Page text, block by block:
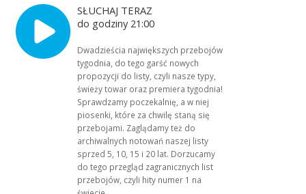
SŁUCHAJ TERAZ
do godziny 21:00
Dwadzieścia największych przebojów
tygodnia, do tego garść nowych
propozycji do listy, czyli nasze typy,
świeży towar oraz premiera tygodnia!
Sprawdzamy poczekalnię, a w niej
piosenki, które za chwilę staną się
przebojami. Zaglądamy też do
archiwalnych notowań naszej listy
sprzed 5, 10, 15 i 20 lat. Dorzucamy
do tego przegląd zagranicznych list
przebojów, czyli hity numer 1 na